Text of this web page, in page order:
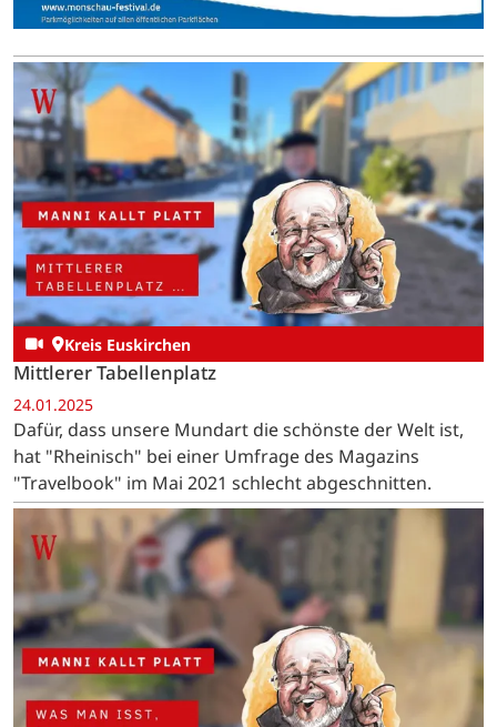
Kreis Euskirchen
Mittlerer Tabellenplatz
24.01.2025
Dafür, dass unsere Mundart die schönste der Welt ist,
hat "Rheinisch" bei einer Umfrage des Magazins
"Travelbook" im Mai 2021 schlecht abgeschnitten.